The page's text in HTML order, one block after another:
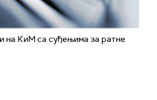
на КиМ са суђењима за ратне